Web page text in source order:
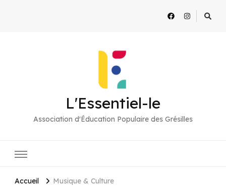
L'Essentiel-le
Association d'Éducation Populaire des Grésilles
Accueil Musique & Culture